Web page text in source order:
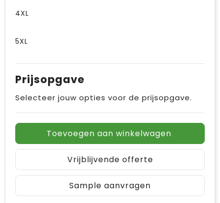
4XL
5XL
Prijsopgave
Selecteer jouw opties voor de prijsopgave.
Toevoegen aan winkelwagen
Vrijblijvende offerte
Sample aanvragen